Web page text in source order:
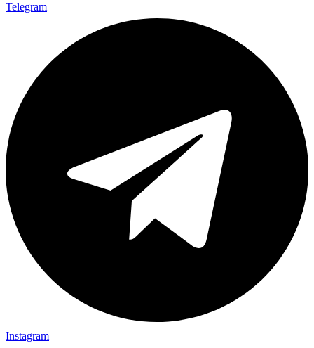
Telegram
Instagram